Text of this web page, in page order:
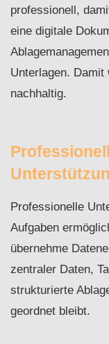
professionell,
eine digitale
Unterlagen.
nachhaltig.
Professionelle
Aufgaben
übernehme
zentraler Daten,
strukturierte
geordnet bleibt.